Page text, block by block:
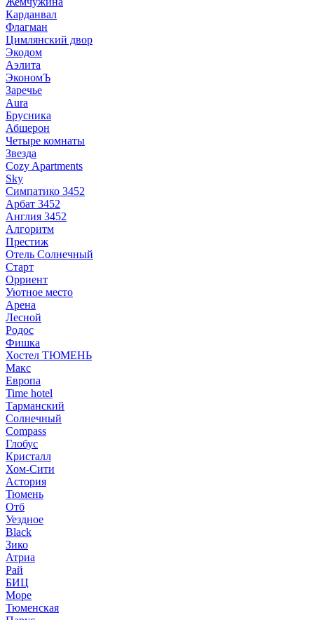
Карданвал
Флагман
Цимлянский двор
Экодом
Аэлита
ЭкономЪ
Заречье
Aura
Брусника
Абшерон
Четыре комнаты
Звезда
Cozy Apartments
Sky
Симпатико 3452
Арбат 3452
Англия 3452
Алгоритм
Престиж
Отель Солнечный
Старт
Орриент
Уютное место
Арена
Лесной
Родос
Фишка
Хостел ТЮМЕНЬ
Макс
Европа
Time hotel
Тарманский
Солнечный
Compass
Глобус
Кристалл
Хом-Сити
Астория
Тюмень
Отб
Уездное
Black
Зико
Атриа
Рай
БИЦ
Море
Тюменская